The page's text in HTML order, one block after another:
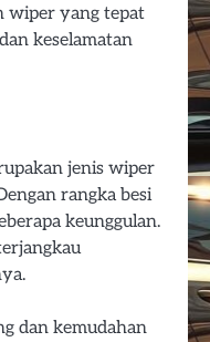
wiper yang tepat
keselamatan
jenis wiper
rangka besi
keunggulan.
dan kemudahan